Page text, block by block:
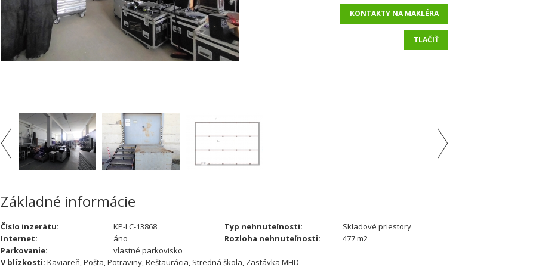
KONTAKTY NA MAKLÉRA
TLAČIŤ
Základné informácie
Číslo inzerátu:
KP-LC-13868
Internet:
áno
Parkovanie:
vlastné parkovisko
Typ nehnuteľnosti:
Skladové priestory
Rozloha nehnuteľnosti:
477 m2
V blízkosti: Kaviareň, Pošta, Potraviny, Reštaurácia, Stredná škola, Zastávka MHD